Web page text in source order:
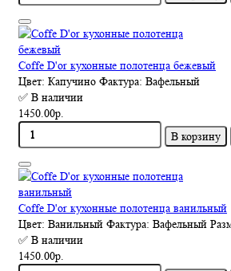
Coffe D'or кухонные полотенца бежевый
Цвет: Капучино Фактура: Вафельный
✅ В наличии
1450.00р.
В корзину
Coffe D'or кухонные полотенца ванильный
Цвет: Ванильный Фактура: Вафельный
✅ В наличии
1450.00р.